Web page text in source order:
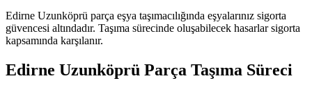
Edirne Uzunköprü parça eşya taşımacılığında eşyalarınız sigorta
güvencesi altındadır. Taşıma sürecinde oluşabilecek hasarlar sigorta
kapsamında karşılanır.
Edirne Uzunköprü Parça Taşıma Süreci